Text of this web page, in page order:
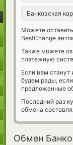
Банковская
Можете
BestChange
Также можете
платежную
Если вам
будем рады,
предложенные
Последний раз
обмена
Обмен